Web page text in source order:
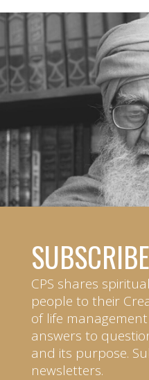
SUBSCRIBE
CPS shares
people to their
of life
answers to
and its purpose.
newsletters.